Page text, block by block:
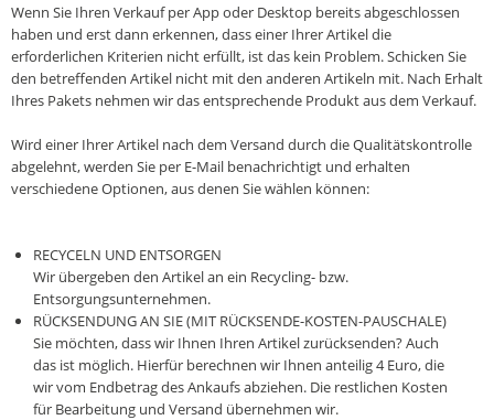
Wenn Sie Ihren Verkauf per App oder Desktop bereits abgeschlossen
haben und erst dann erkennen, dass einer Ihrer Artikel die
erforderlichen Kriterien nicht erfüllt, ist das kein Problem. Schicken Sie
den betreffenden Artikel nicht mit den anderen Artikeln mit. Nach Erhalt
Ihres Pakets nehmen wir das entsprechende Produkt aus dem Verkauf.
Wird einer Ihrer Artikel nach dem Versand durch die Qualitätskontrolle
abgelehnt, werden Sie per E-Mail benachrichtigt und erhalten
verschiedene Optionen, aus denen Sie wählen können:
RECYCELN UND ENTSORGEN
Wir übergeben den Artikel an ein Recycling- bzw.
Entsorgungsunternehmen.
RÜCKSENDUNG AN SIE (MIT RÜCKSENDE-KOSTEN-PAUSCHALE)
Sie möchten, dass wir Ihnen Ihren Artikel zurücksenden? Auch
das ist möglich. Hierfür berechnen wir Ihnen anteilig 4 Euro, die
wir vom Endbetrag des Ankaufs abziehen. Die restlichen Kosten
für Bearbeitung und Versand übernehmen wir.‎